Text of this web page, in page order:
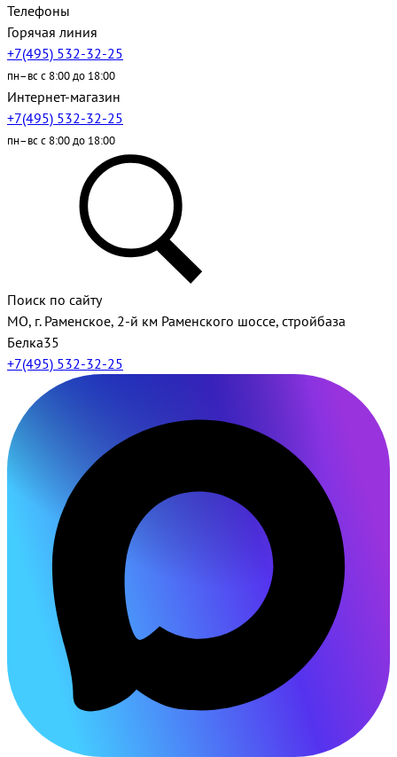
Телефоны
Горячая линия
+7(495) 532-32-25
пн–вс с 8:00 до 18:00
Интернет-магазин
+7(495) 532-32-25
пн–вс с 8:00 до 18:00
Поиск по сайту
МО, г. Раменское, 2-й км Раменского шоссе, стройбаза
Белка35
+7(495) 532-32-25